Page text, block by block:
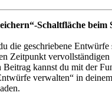
Schaltfläche beim
die geschriebene Entwürfe
Zeitpunkt vervollständigen
Beitrag kannst du mit der
verwalten“ in